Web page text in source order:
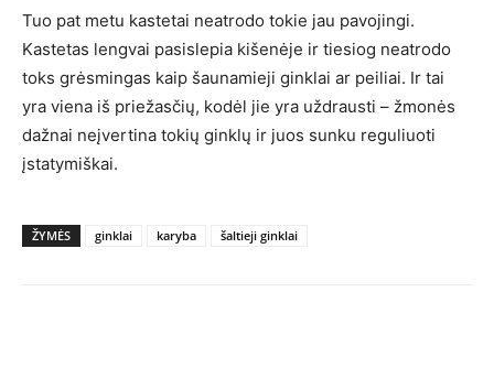
Tuo pat metu kastetai neatrodo tokie jau pavojingi.
Kastetas lengvai pasislepia kišenėje ir tiesiog neatrodo
toks grėsmingas kaip šaunamieji ginklai ar peiliai. Ir tai
yra viena iš priežasčių, kodėl jie yra uždrausti – žmonės
dažnai neįvertina tokių ginklų ir juos sunku reguliuoti
įstatymiškai.
ŽYMĖS ginklai karyba šaltieji ginklai